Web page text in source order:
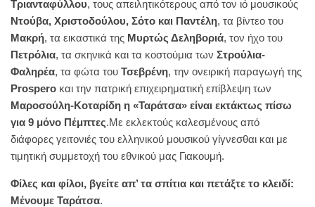
Τριανταφύλλου, τους απειλητικότερους από τον ιό μουσικούς
Ντούβα, Χριστοδούλου, Σότο και Παντέλη, τα βίντεο του
Μακρή, τα εικαστικά της Μυρτώς Δεληβοριά, τον ήχο του
Πετρόλια, τα σκηνικά και τα κοστούμια των Στρούλια-
Φαληρέα, τα φώτα του Τσεβρένη, την ονειρική παραγωγή της
Prospero και την πατρική επιχειρηματική επίβλεψη των
Μαροσούλη-Κοταρίδη η «Ταράτσα» είναι εκτάκτως πίσω
για 9 μόνο Πέμπτες.Με εκλεκτούς καλεσμένους από
διάφορες γειτονιές του ελληνικού μουσικού γίγνεσθαι και με
τιμητική συμμετοχή του εθνικού μας Γιακουμή.
Φίλες και φίλοι, βγείτε απ’ τα σπίτια και πετάξτε το κλειδί:
Μένουμε Ταράτσα.